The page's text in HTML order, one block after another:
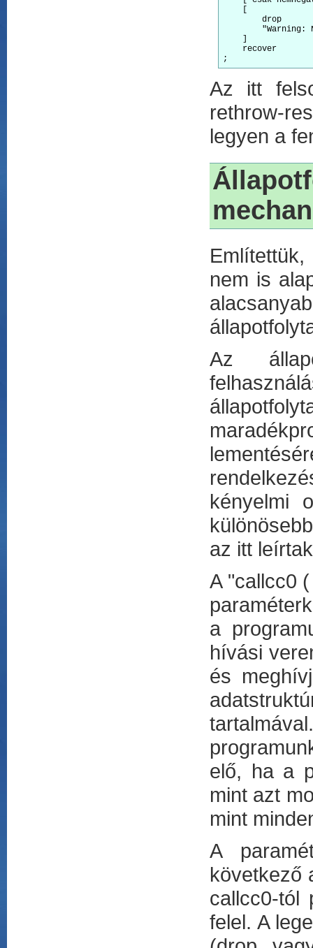
[
drop
"Warning:
]
recover
Az itt
rethrow-
legyen a
nem is
Az
kényelmi
az itt
A "callcc0
a
hívási
és
elő, ha a
mint azt
mint
A
következő
callcc0-tól
felel. A